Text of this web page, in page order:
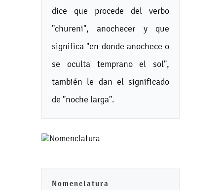
dice que procede del verbo
"chureni", anochecer y que
significa "en donde anochece o
se oculta temprano el sol",
también le dan el significado
de "noche larga".
Nomenclatura